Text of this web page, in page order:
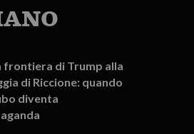
frontiera di Trump alla
di Riccione: quando
diventa